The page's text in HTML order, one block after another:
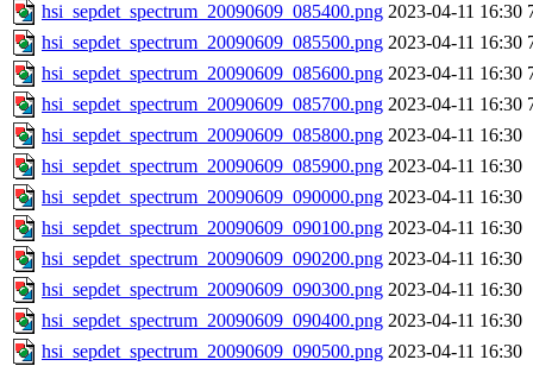
hsi_sepdet_spectrum_20090609_085400.png 2023-04-11 16:30
hsi_sepdet_spectrum_20090609_085500.png 2023-04-11 16:30
hsi_sepdet_spectrum_20090609_085600.png 2023-04-11 16:30
hsi_sepdet_spectrum_20090609_085700.png 2023-04-11 16:30
hsi_sepdet_spectrum_20090609_085800.png 2023-04-11 16:30
hsi_sepdet_spectrum_20090609_085900.png 2023-04-11 16:30
hsi_sepdet_spectrum_20090609_090000.png 2023-04-11 16:30
hsi_sepdet_spectrum_20090609_090100.png 2023-04-11 16:30
hsi_sepdet_spectrum_20090609_090200.png 2023-04-11 16:30
hsi_sepdet_spectrum_20090609_090300.png 2023-04-11 16:30
hsi_sepdet_spectrum_20090609_090400.png 2023-04-11 16:30
hsi_sepdet_spectrum_20090609_090500.png 2023-04-11 16:30